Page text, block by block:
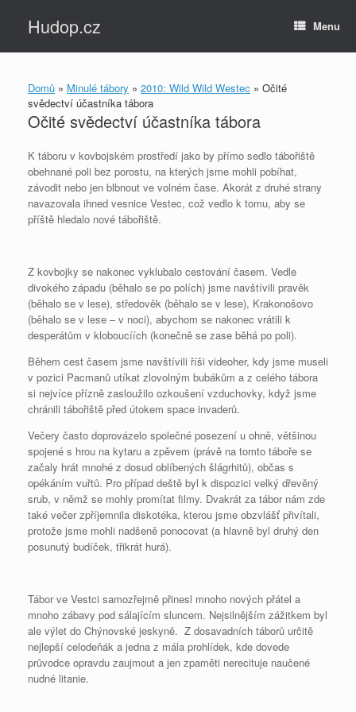
contentHudop.cz Menu
Domů » Minulé tábory » 2010: Wild Wild Westec » Očité
svědectví účastníka tábora
Očité svědectví účastníka tábora
K táboru v kovbojském prostředí jako by přímo sedlo tábořiště
obehnané poli bez porostu, na kterých jsme mohli pobíhat,
závodit nebo jen blbnout ve volném čase. Akorát z druhé strany
navazovala ihned vesnice Vestec, což vedlo k tomu, aby se
příště hledalo nové tábořiště.
Z kovbojky se nakonec vyklubalo cestování časem. Vedle
divokého západu (běhalo se po polích) jsme navštívili pravěk
(běhalo se v lese), středověk (běhalo se v lese), Krakonošovo
(běhalo se v lese – v noci), abychom se nakonec vrátili k
desperátům v kloboucíích (konečně se zase běhá po poli).
Během cest časem jsme navštívili říši videoher, kdy jsme museli
v pozici Pacmanů utíkat zlovolným bubákům a z celého tábora
si nejvíce přízně zasloužilo ozkoušení vzduchovky, když jsme
chránili tábořiště před útokem space invaderů.
Večery často doprovázelo společné posezení u ohně, většinou
spojené s hrou na kytaru a zpěvem (právě na tomto táboře se
začaly hrát mnohé z dosud oblíbených šlágrhitů), občas s
opékáním vuřtů. Pro případ deště byl k dispozici velký dřevěný
srub, v němž se mohly promítat filmy. Dvakrát za tábor nám zde
také večer zpříjemnila diskotéka, kterou jsme obzvlášť přivítali,
protože jsme mohli nadšeně ponocovat (a hlavně byl druhý den
posunutý budíček, třikrát hurá).
Tábor ve Vestci samozřejmě přinesl mnoho nových přátel a
mnoho zábavy pod sálajícím sluncem. Nejsilnějším zážitkem byl
ale výlet do Chýnovské jeskyně. Z dosavadních táborů určitě
nejlepší celodeňák a jedna z mála prohlídek, kde dovede
průvodce opravdu zaujmout a jen zpaměti nerecituje naučené
nudné litanie.